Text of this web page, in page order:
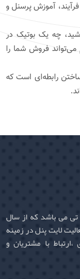
آموزش پرسنل و
چه یک بوتیک در
فروش شما را
رابطه‌ای است که
تی می باشد که از سال
لایت پنل در زمینه
با مشتریان و